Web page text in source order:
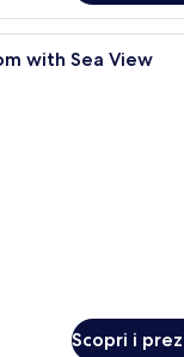
Una
with Sea View
Scopri i